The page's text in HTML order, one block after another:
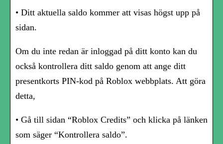
• Ditt aktuella saldo kommer att visas högst upp på
sidan.
Om du inte redan är inloggad på ditt konto kan du
också kontrollera ditt saldo genom att ange ditt
presentkorts PIN-kod på Roblox webbplats. Att göra
detta,
• Gå till sidan “Roblox Credits” och klicka på länken
som säger “Kontrollera saldo”.